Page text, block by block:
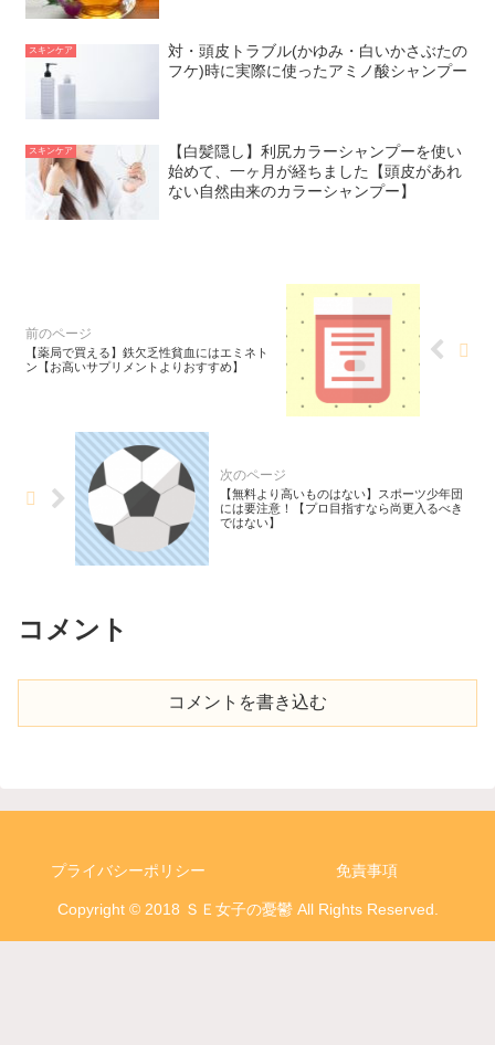
スキンケア
対・頭皮トラブル(かゆみ・白いかさぶたの
フケ)時に実際に使ったアミノ酸シャンプー
スキンケア
【白髪隠し】利尻カラーシャンプーを使い
始めて、一ヶ月が経ちました【頭皮があれ
ない自然由来のカラーシャンプー】
【薬局で買える】鉄欠乏性貧血にはエミネト
ン【お高いサプリメントよりおすすめ】
【無料より高いものはない】スポーツ少年団
には要注意！【プロ目指すなら尚更入るべき
ではない】
コメント
コメントを書き込む
プライバシーポリシー 免責事項
Copyright © 2018 ＳＥ女子の憂鬱 All Rights Reserved.